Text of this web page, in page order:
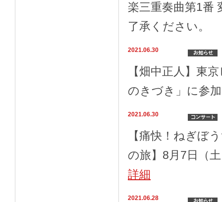
楽三重奏曲第1番
了承ください。
2021.06.30
【畑中正人】東
のきづき」に参
2021.06.30
【痛快！ねぎぼ
の旅】8月7日（
詳細
2021.06.28